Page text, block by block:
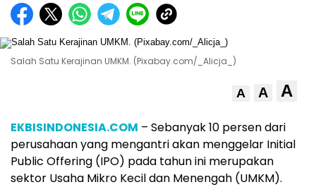
Salah Satu Kerajinan UMKM. (Pixabay.com/_Alicja_)
A A A
EKBISINDONESIA.COM – Sebanyak 10 persen dari
perusahaan yang mengantri akan menggelar Initial
Public Offering (IPO) pada tahun ini merupakan
sektor Usaha Mikro Kecil dan Menengah (UMKM).